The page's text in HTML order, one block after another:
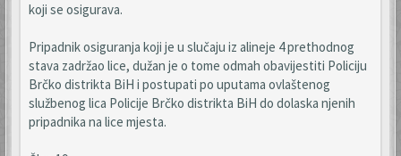
koji se osigurava.
Pripadnik osiguranja koji je u slučaju iz alineje 4 prethodnog
stava zadržao lice, dužan je o tome odmah obavijestiti Policiju
Brčko distrikta BiH i postupati po uputama ovlaštenog
službenog lica Policije Brčko distrikta BiH do dolaska njenih
pripadnika na lice mjesta.